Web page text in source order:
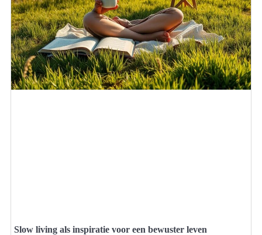
Slow living als inspiratie voor een bewuster leven